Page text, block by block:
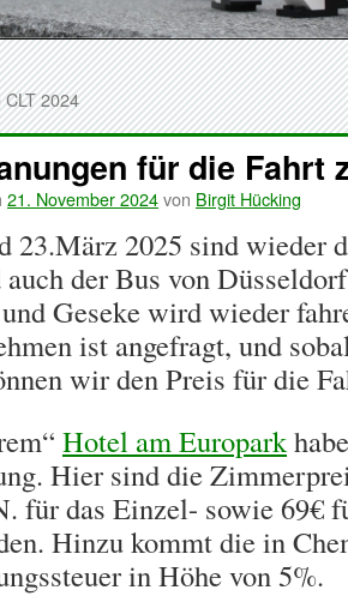
2024
für die Fahrt
21. November 2024von Birgit Hücking
23.März 2025 sind wieder
auch der Bus von
Geseke wird wieder
ist angefragt, und
wir den Preis für die
Hotel am Europark
Hier sind die
für das Einzel- sowie 69€
Hinzu kommt die in
in Höhe von 5%.